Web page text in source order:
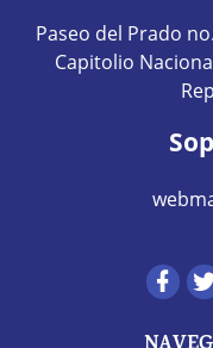
Paseo del Prado
Capitolio